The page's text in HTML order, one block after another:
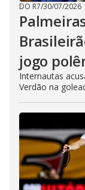
DO R7/30/07/2026
jogo
Internautas
Verdão na